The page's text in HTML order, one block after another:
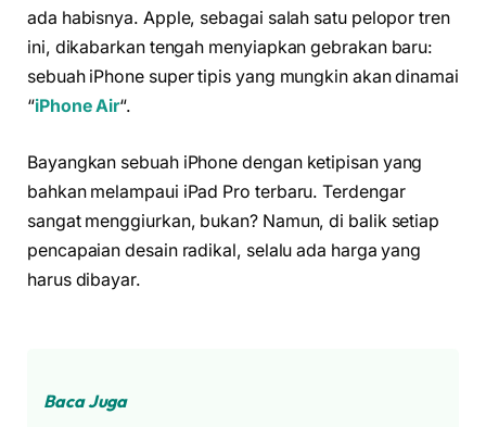
ada habisnya. Apple, sebagai salah satu pelopor tren
ini, dikabarkan tengah menyiapkan gebrakan baru:
sebuah iPhone super tipis yang mungkin akan dinamai
“iPhone Air“.
Bayangkan sebuah iPhone dengan ketipisan yang
bahkan melampaui iPad Pro terbaru. Terdengar
sangat menggiurkan, bukan? Namun, di balik setiap
pencapaian desain radikal, selalu ada harga yang
harus dibayar.
Baca Juga